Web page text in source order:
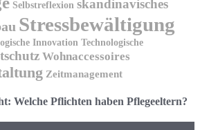
Selbstreflexion skandinavisches
Stressbewältigung
Innovation Technologische
Wohnaccessoires
Zeitmanagement
Welche Pflichten haben Pflegeeltern?